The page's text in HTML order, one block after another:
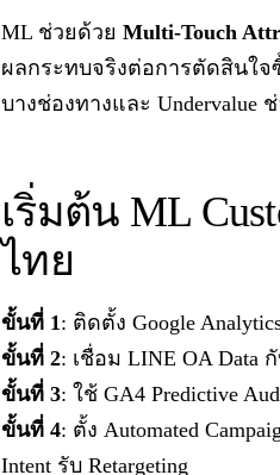
ML ช่วยด้วย Multi-Touch
ผลกระทบจริงต่อการตัดสินใจ
บางช่องทางและ Undervalue
เริ่มต้น ML
ไทย
ขั้นที่ 1: ติดตั้ง Google
ขั้นที่ 2: เชื่อม LINE OA Data
ขั้นที่ 3: ใช้ GA4 Predictive
ขั้นที่ 4: ตั้ง Automated
Intent รับ Retargeting